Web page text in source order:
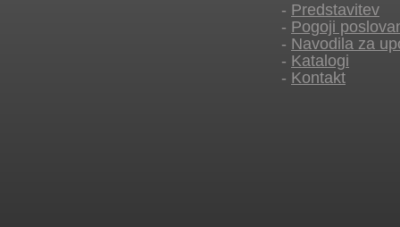
- Predstavitev
- Pogoji
- Navodila za
- Katalogi
- Kontakt